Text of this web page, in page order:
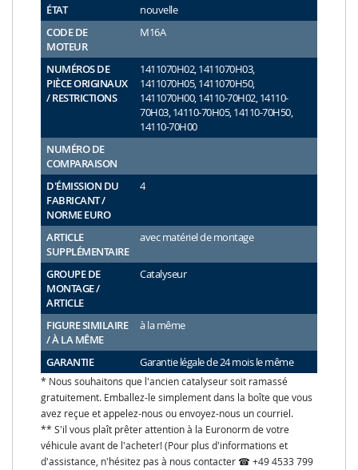
ÉTAT
nouvelle
CODE DE
MOTEUR
M16A
NUMÉROS DE
PIÈCE ORIGINAUX
/ RESTRICTIONS
1411070H02, 1411070H03,
1411070H05, 1411070H50,
1411070H00, 14110-70H02, 14110-
70H03, 14110-70H05, 14110-70H50,
14110-70H00
NUMÉRO DE
COMPARAISON
D'ÉMISSION DU
FABRICANT /
NORME EURO
4
ARTICLE
SUPPLÉMENTAIRE
avec matériel de montage
GROUPE DE
MONTAGE /
ARTICLE
Catalyseur
FIGURE SIMILAIRE
/ À LA MÊME
à la même
GARANTIE Garantie légale de 24 mois le même
* Nous souhaitons que l'ancien catalyseur soit ramassé
gratuitement. Emballez-le simplement dans la boîte que vous
avez reçue et appelez-nous ou envoyez-nous un courriel.
** S'il vous plaît prêter attention à la Euronorm de votre
véhicule avant de l'acheter! (Pour plus d'informations et
d'assistance, n'hésitez pas à nous contacter ☎ +49 4533 799